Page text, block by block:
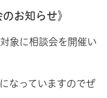
お知らせ》
象に相談会を開催い
なっていますのでぜ